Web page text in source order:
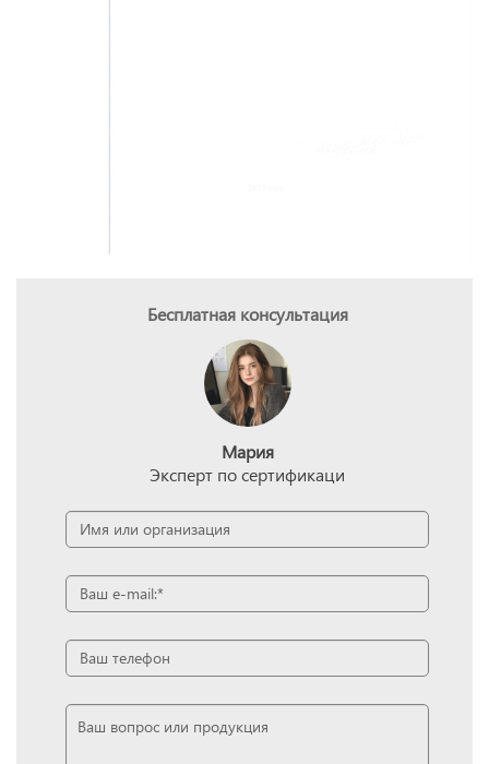
Бесплатная консультация
Мария
Эксперт по сертификаци